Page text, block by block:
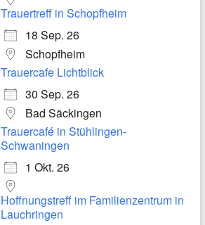
Trauertreff in Schopfheim
18 Sep. 26
Schopfheim
Trauercafe Lichtblick
30 Sep. 26
Bad Säckingen
Trauercafé in Stühlingen-
Schwaningen
1 Okt. 26
Hoffnungstreff im Familienzentrum in
Lauchringen